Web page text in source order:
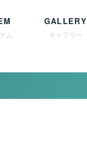
ム
GALLERY
ギャラリー